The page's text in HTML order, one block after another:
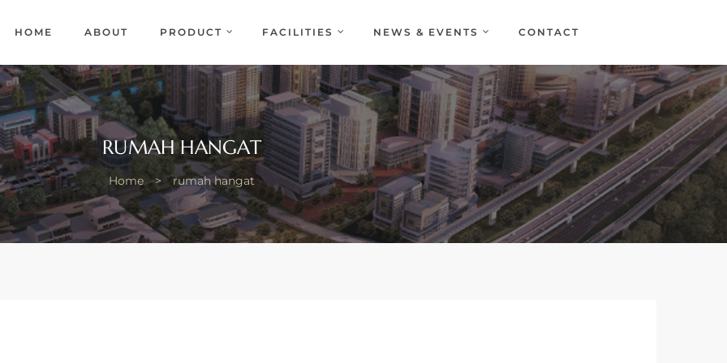
HOME ABOUT PRODUCT FACILITIES NEWS & EVENTS CONTACT
RUMAH HANGAT
Home > rumah hangat